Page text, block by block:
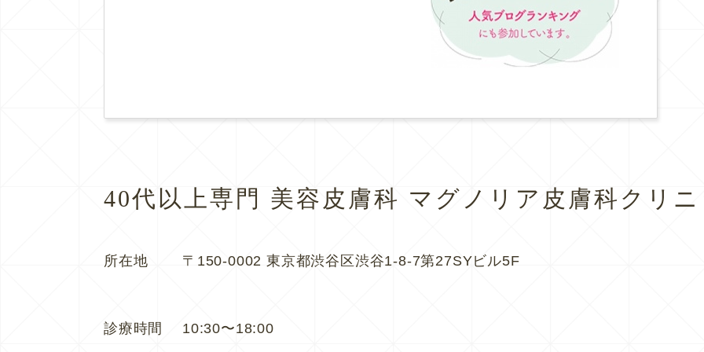
40代以上専門 美容皮膚科 マグノリア皮膚科クリ
所在地 〒150-0002 東京都渋谷区渋谷1-8-7第27SYビル5F
診療時間 10:30〜18:00